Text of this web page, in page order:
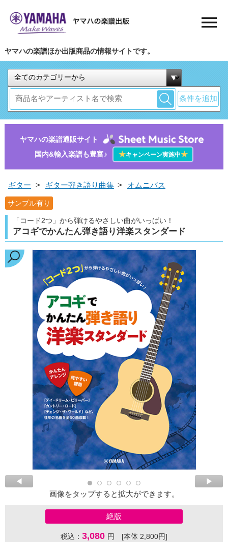
ヤマハの楽譜ほか出版商品の情報サイトです。
条件を追加
ヤマハの楽譜通販サイト
国内&輸入楽譜も豊富♪
★キャンペーン実施中★
ギター > ギター弾き語り曲集 > オムニバス
サンプル有り
「コード2つ」から弾けるやさしい曲がいっぱい！
アコギでかんたん弾き語り洋楽スタンダード
画像をタップすると拡大ができます。
絶版
税込： 3,080 円 [本体 2,800円]